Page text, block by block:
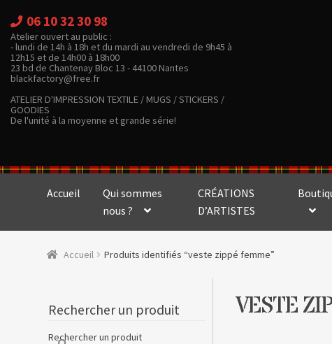
06 10 32 30 98
Atelier ouvert au public :
- lundi de 14h à 18h et du mardi au vendredi de 9h45 à
12h15 et de 14h00 à 18h00
23 bd de Chantenay Bloc 13 - 44100 Nantes
blackfactory@free.fr
ATELIER D'IMPRESSION TEXTILE / MUGS / STICKERS /
GOODIES
De l'unité à la moyenne et grande série!
Accueil
Qui sommes
nous ?
CRÉATIONS
D’ARTISTES
Accueil Produits identifiés “veste zippé femme”
VESTE
Rechercher un produit
Rechercher un produit